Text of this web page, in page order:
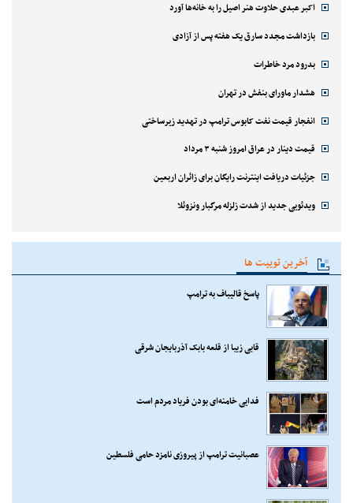
اکبر عبدی حلاوت هنر اصیل را به خانه‌ها آورد
بازداشت مجدد سارق یک هفته پس از آزادی
بدرود مرد خاطرات
هشدار ماورای بنفش در تهران
انفجار قیمت نفت کابوس ترامپ در تهدید زیرساختی
قیمت دینار در عراق امروز شنبه ۳ مرداد
جزئیات دریافت اینترنت رایگان برای زائران اربعین
ویدئویی جدید از شدت زلزله مرگبار ونزوئلا
آخرین توییت ها
پاسخ قالیباف به ترامپ
قابی زیبا از قلعه بابک آذربایجان شرقی
فدایی خامنه‌ای بودن فریاد مردم است
عصبانیت ترامپ از پیروزی نامزد حامی فلسطین